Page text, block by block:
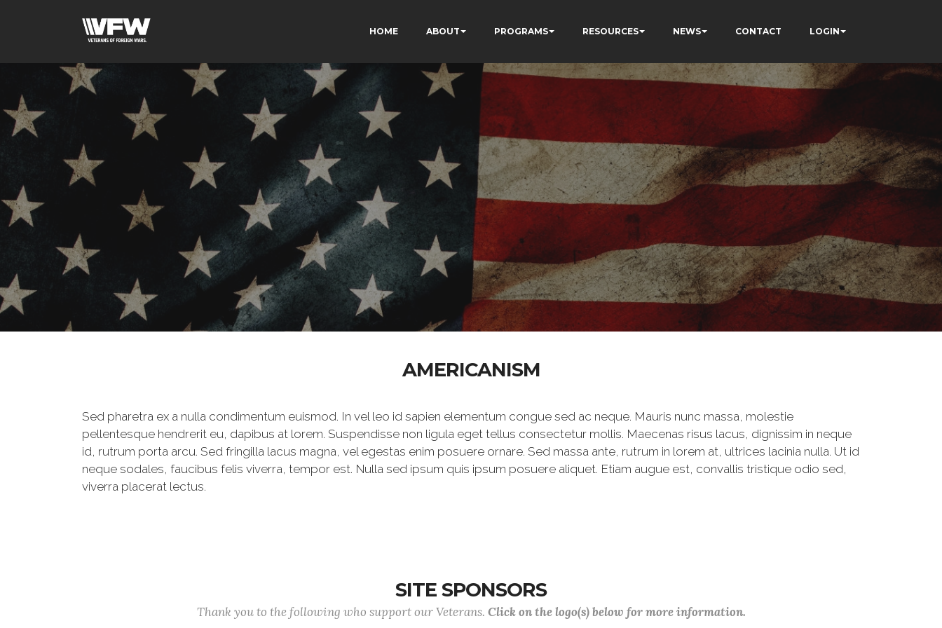
HOME ABOUT PROGRAMS RESOURCES NEWS CONTACT LOGIN
AMERICANISM
Sed pharetra ex a nulla condimentum euismod. In vel leo id sapien elementum congue sed ac neque. Mauris nunc massa, molestie
pellentesque hendrerit eu, dapibus at lorem. Suspendisse non ligula eget tellus consectetur mollis. Maecenas risus lacus, dignissim in neque
id, rutrum porta arcu. Sed fringilla lacus magna, vel egestas enim posuere ornare. Sed massa ante, rutrum in lorem at, ultrices lacinia nulla. Ut id
neque sodales, faucibus felis viverra, tempor est. Nulla sed ipsum quis ipsum posuere aliquet. Etiam augue est, convallis tristique odio sed,
viverra placerat lectus.
SITE SPONSORS
Thank you to the following who support our Veterans. Click on the logo(s) below for more information.